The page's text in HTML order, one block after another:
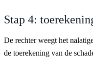
Stap 4:
De rechter weegt het
de toerekening van de